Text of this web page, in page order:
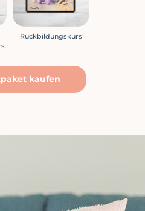
Rückbildungskurs
kaufen